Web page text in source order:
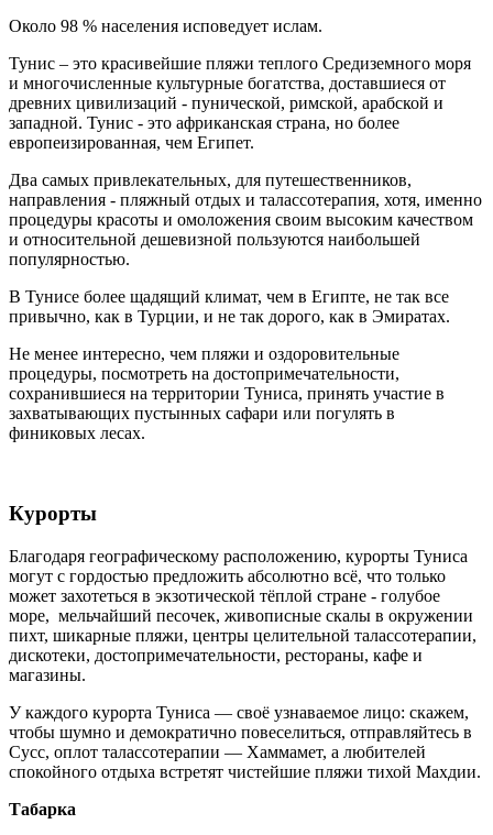
Около 98 % населения исповедует ислам.
Тунис – это красивейшие пляжи теплого Средиземного моря
и многочисленные культурные богатства, доставшиеся от
древних цивилизаций - пунической, римской, арабской и
западной. Тунис - это африканская страна, но более
европеизированная, чем Египет.
Два самых привлекательных, для путешественников,
направления - пляжный отдых и талассотерапия, хотя, именно
процедуры красоты и омоложения своим высоким качеством
и относительной дешевизной пользуются наибольшей
популярностью.
В Тунисе более щадящий климат, чем в Египте, не так все
привычно, как в Турции, и не так дорого, как в Эмиратах.
Не менее интересно, чем пляжи и оздоровительные
процедуры, посмотреть на достопримечательности,
сохранившиеся на территории Туниса, принять участие в
захватывающих пустынных сафари или погулять в
финиковых лесах.
Курорты
Благодаря географическому расположению, курорты Туниса
могут с гордостью предложить абсолютно всё, что только
может захотеться в экзотической тёплой стране - голубое
море, мельчайший песочек, живописные скалы в окружении
пихт, шикарные пляжи, центры целительной талассотерапии,
дискотеки, достопримечательности, рестораны, кафе и
магазины.
У каждого курорта Туниса — своё узнаваемое лицо: скажем,
чтобы шумно и демократично повеселиться, отправляйтесь в
Сусс, оплот талассотерапии — Хаммамет, а любителей
спокойного отдыха встретят чистейшие пляжи тихой Махдии.
Табарка